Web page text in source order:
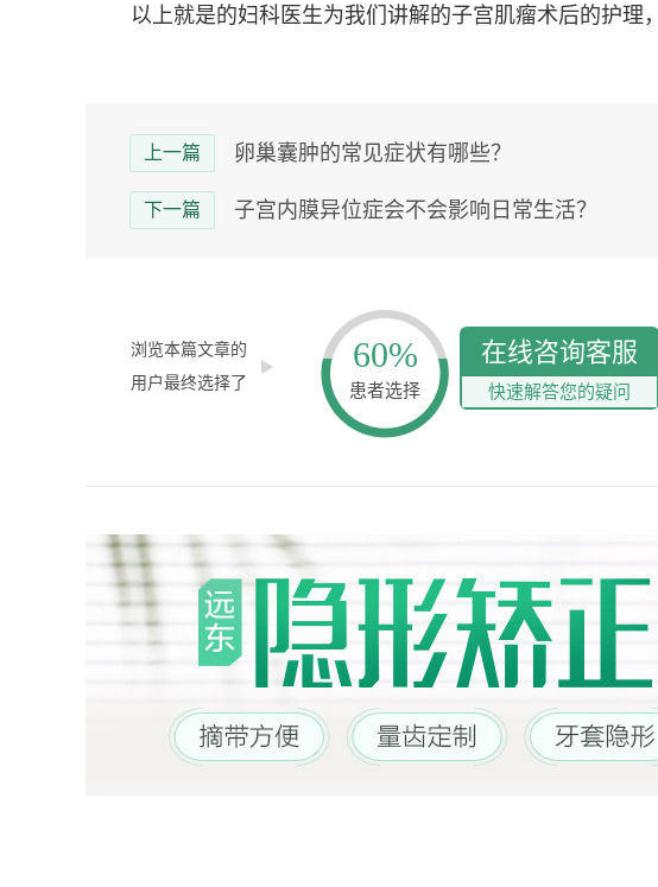
以上就是的妇科医生为我们讲解的子宫肌瘤术后的护理
上一篇 卵巢囊肿的常见症状有哪些？
下一篇 子宫内膜异位症会不会影响日常生活？
浏览本篇文章的
用户最终选择了
60%
患者选择
在线咨询客服
快速解答您的疑问